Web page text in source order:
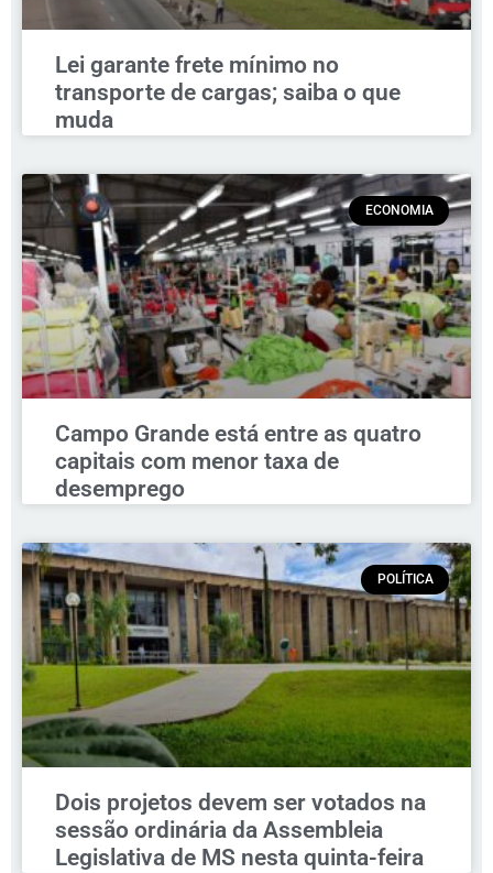
Lei garante frete mínimo no
transporte de cargas; saiba o que
muda
ECONOMIA
Campo Grande está entre as quatro
capitais com menor taxa de
desemprego
POLÍTICA
Dois projetos devem ser votados na
sessão ordinária da Assembleia
Legislativa de MS nesta quinta-feira